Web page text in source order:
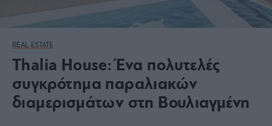
REAL ESTATE
Thalia House: Ένα πολυτελές
συγκρότημα παραλιακών
διαμερισμάτων στη Βουλιαγμένη